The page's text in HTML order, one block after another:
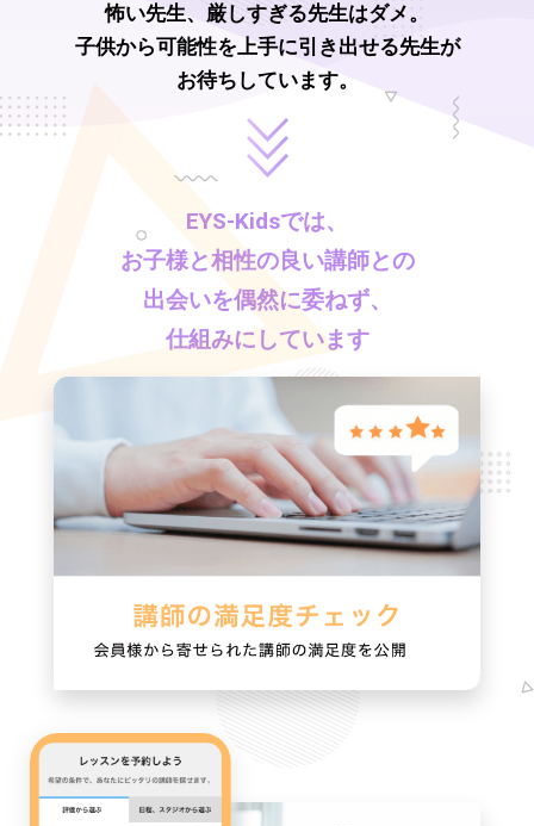
怖い先生、厳しすぎる先生はダメ。
子供から可能性を上手に引き出せる先生が
お待ちしています。
EYS-Kidsでは、
お子様と相性の良い講師との
出会いを偶然に委ねず、
仕組みにしています